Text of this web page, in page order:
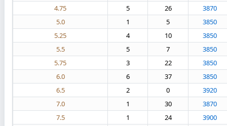
4.75
5 26
3870
5.0
1 5
3850
5.25
4 10
3850
5.5
5 7
3850
5.75
3 22
3850
6.0
6 37
3850
6.5
2 0
3920
7.0
1 30
3870
7.5
1 24
3900